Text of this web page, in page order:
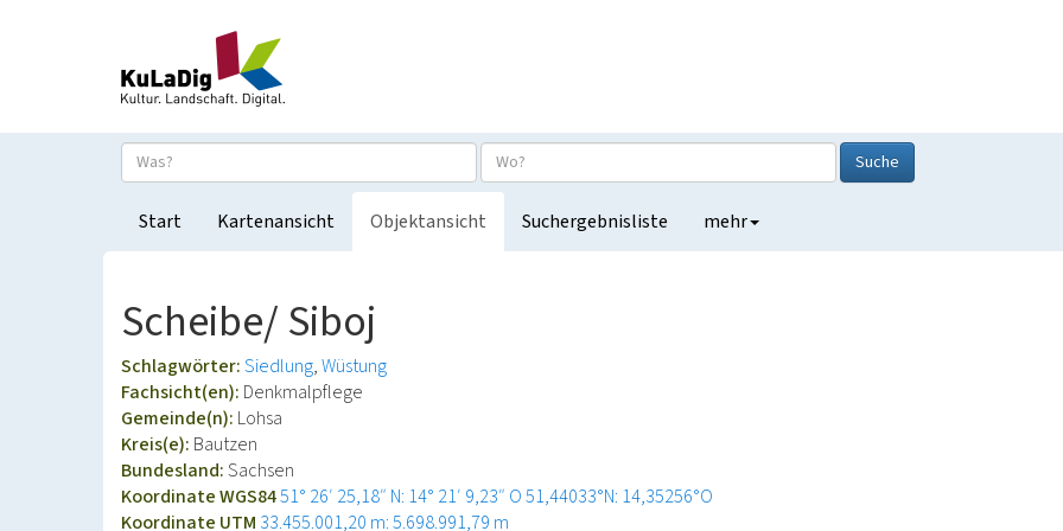
Suche
Start Kartenansicht Objektansicht Suchergebnisliste mehr
Scheibe/ Siboj
Schlagwörter:Siedlung Wüstung
Fachsicht(en): Denkmalpflege
Gemeinde(n): Lohsa
Kreis(e): Bautzen
Bundesland:Sachsen
Koordinate WGS8451° 26′ 25,18″ N: 14° 21′ 9,23″ O51,44033°N: 14,35256°O
Koordinate UTM 33.455.001,20 m: 5.698.991,79 m